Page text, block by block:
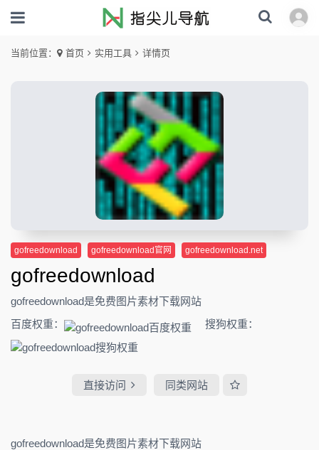
当前位置： 首页 实用工具 详情页
gofreedownload gofreedownload官网 gofreedownload.net
gofreedownload
gofreedownload是免费图片素材下载网站
百度权重：
搜狗权重：
直接访问 同类网站
gofreedownload是免费图片素材下载网站